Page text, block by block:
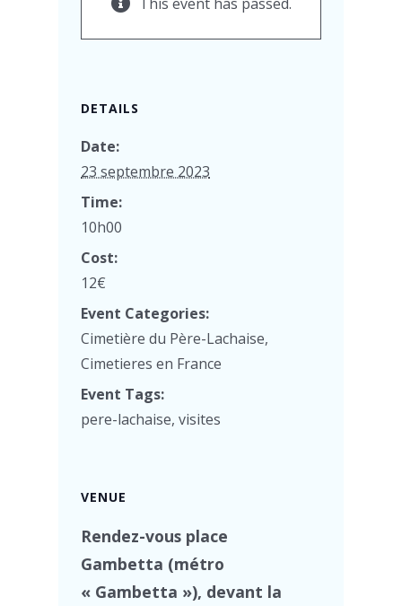
This event has passed.
DETAILS
Date:
23 septembre 2023
Time:
10h00
Cost:
12€
Event Categories:
Cimetière du Père-Lachaise,
Cimetieres en France
Event Tags:
pere-lachaise, visites
VENUE
Rendez-vous place
Gambetta (métro
« Gambetta »), devant la